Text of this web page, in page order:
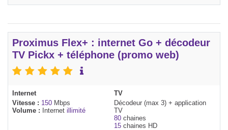
Proximus Flex+ : internet Go + décodeur
TV Pickx + téléphone (promo web)
Internet
Vitesse : 150 Mbps
Volume : Internet illimité
TV
Décodeur (max 3) + application
TV
80 chaines
15 chaines HD